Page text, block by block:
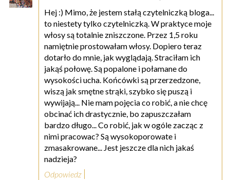
Hej :) Mimo, że jestem stałą czytelniczką bloga...
to niestety tylko czytelniczką. W praktyce moje
włosy są totalnie zniszczone. Przez 1,5 roku
namiętnie prostowałam włosy. Dopiero teraz
dotarło do mnie, jak wyglądają. Straciłam ich
jakąś połowę. Są popalone i połamane do
wysokości ucha. Końcówki są przerzedzone,
wiszą jak smętne strąki, szybko się puszą i
wywijają... Nie mam pojęcia co robić, a nie chcę
obcinać ich drastycznie, bo zapuszczałam
bardzo długo... Co robić, jak w ogóle zacząc z
nimi pracowac? Są wysokoporowate i
zmasakrowane... Jest jeszcze dla nich jakaś
nadzieja?
Odpowiedz